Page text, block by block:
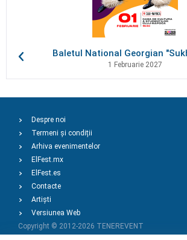
Baletul National Georgian
1 Februarie 2027
Despre noi
Termeni și condiții
Arhiva evenimentelor
ElFest.mx
ElFest.es
Contacte
Artiști
Versiunea Web
Copyright © 2012-2026 TENEREVENT